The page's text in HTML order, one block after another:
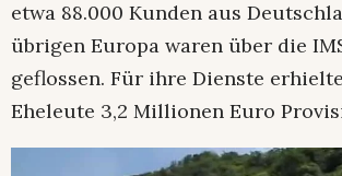
etwa 88.000 Kunden aus
übrigen Europa waren über die
geflossen. Für ihre Dienste
Eheleute 3,2 Millionen Euro